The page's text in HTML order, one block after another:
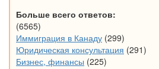
Больше всего ответов:
(6565)
Иммиграция в Канаду (299)
Юридическая консультация (291)
Бизнес, финансы (225)